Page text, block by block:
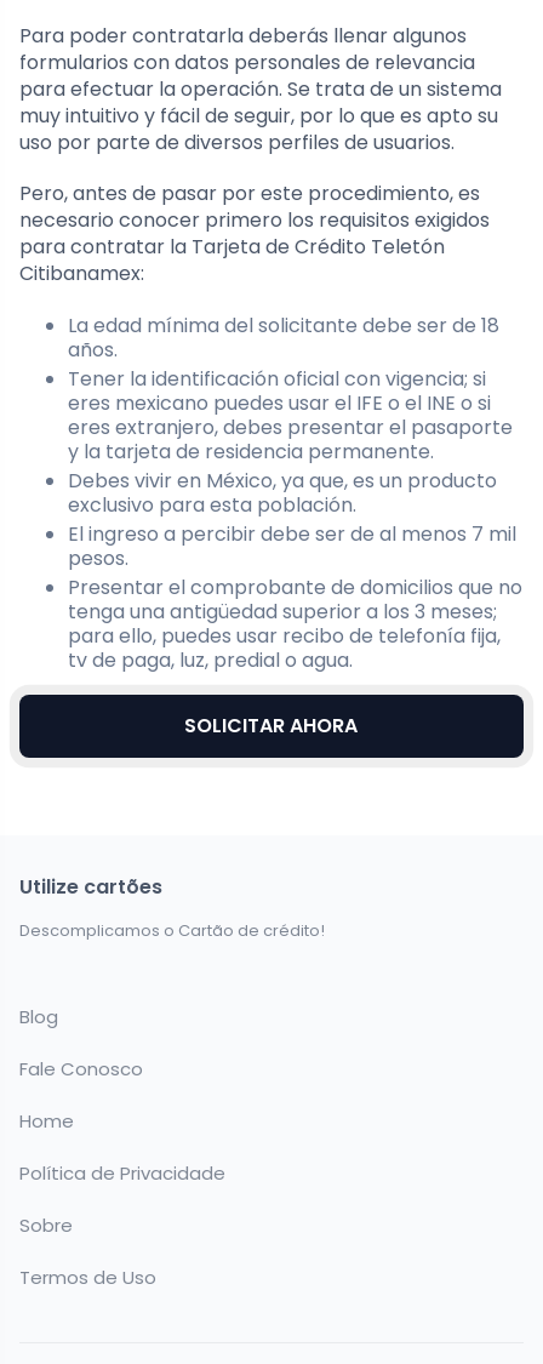
Para poder contratarla deberás llenar algunos
formularios con datos personales de relevancia
para efectuar la operación. Se trata de un sistema
muy intuitivo y fácil de seguir, por lo que es apto su
uso por parte de diversos perfiles de usuarios.
Pero, antes de pasar por este procedimiento, es
necesario conocer primero los requisitos exigidos
para contratar la Tarjeta de Crédito Teletón
Citibanamex:
La edad mínima del solicitante debe ser de 18
años.
Tener la identificación oficial con vigencia; si
eres mexicano puedes usar el IFE o el INE o si
eres extranjero, debes presentar el pasaporte
y la tarjeta de residencia permanente.
Debes vivir en México, ya que, es un producto
exclusivo para esta población.
El ingreso a percibir debe ser de al menos 7 mil
pesos.
Presentar el comprobante de domicilios que no
tenga una antigüedad superior a los 3 meses;
para ello, puedes usar recibo de telefonía fija,
tv de paga, luz, predial o agua.
SOLICITAR AHORA
Utilize cartões
Descomplicamos o Cartão de crédito!
Blog
Fale Conosco
Home
Política de Privacidade
Sobre
Termos de Uso